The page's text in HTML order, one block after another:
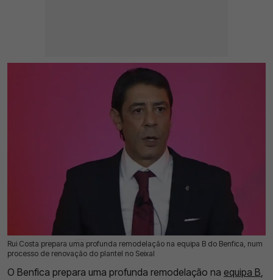
Rui Costa prepara uma profunda remodelação na equipa B do Benfica, num
processo de renovação do plantel no Seixal
15 Mai 2026 | 11:31 | 0
O Benfica prepara uma profunda remodelação na equipa B,